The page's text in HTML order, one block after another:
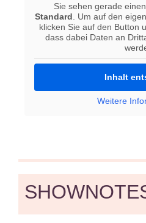
Sie sehen gerade
Standard . Um auf den
klicken Sie auf den Button
dass dabei Daten an
Inhalt
Weitere